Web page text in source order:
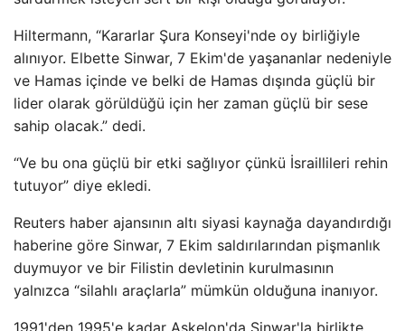
Hiltermann, “Kararlar Şura Konseyi'nde oy birliğiyle
alınıyor. Elbette Sinwar, 7 Ekim'de yaşananlar nedeniyle
ve Hamas içinde ve belki de Hamas dışında güçlü bir
lider olarak görüldüğü için her zaman güçlü bir sese
sahip olacak.” dedi.
“Ve bu ona güçlü bir etki sağlıyor çünkü İsraillileri rehin
tutuyor” diye ekledi.
Reuters haber ajansının altı siyasi kaynağa dayandırdığı
haberine göre Sinwar, 7 Ekim saldırılarından pişmanlık
duymuyor ve bir Filistin devletinin kurulmasının
yalnızca “silahlı araçlarla” mümkün olduğuna inanıyor.
1991'den 1995'e kadar Aşkelon'da Sinwar'la birlikte